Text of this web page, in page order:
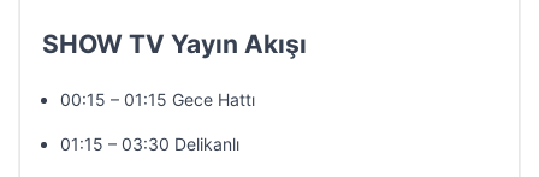
SHOW TV Yayın Akışı
00:15 – 01:15 Gece Hattı
01:15 – 03:30 Delikanlı